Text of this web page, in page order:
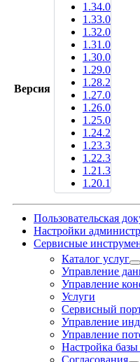
Версия
1.34.0
1.33.0
1.32.0
1.31.0
1.30.0
1.29.0
1.28.2
1.27.0
1.26.0
1.25.0
1.24.2
1.23.3
1.22.3
1.21.3
1.20.1
Пользовательская
Настройки
Сервисные
Каталог услуг
Управление
Управление
Услуги
Сервисный
Управление
Управление
Настройка
Согласования